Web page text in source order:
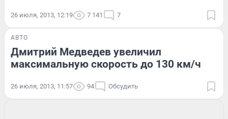
26 июля, 2013, 12:19 7 141 7
АВТО
Дмитрий Медведев увеличил
максимальную скорость до 130 км/ч
26 июля, 2013, 11:57 94 Обсудить